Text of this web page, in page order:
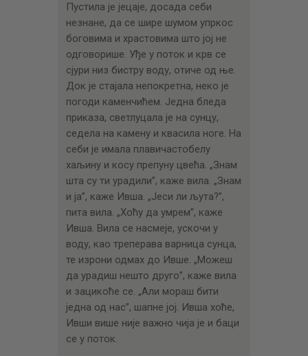
Пустила је јецаје, досада себи
незнане, да се шире шумом упркос
боговима и храстовима што јој не
одговорише. Уђе у поток и крв се
сјури низ бистру воду, отиче од ње.
Док је стајала непокретна, неко је
погоди каменчићем. Једна бледа
приказа, светлуцала је на сунцу,
седела на камену и квасила ноге. На
себи је имала плавичастобелу
хаљину и косу препуну цвећа. „Знам
шта су ти урадили”, каже вила. „Знам
и ја”, каже Ивша. „Јеси ли љута?”,
пита вила. „Хоћу да умрем”, каже
Ивша. Вила се насмеје, ускочи у
воду, као треперава варница сунца,
те изрони одмах до Ивше. „Можеш
да урадиш нешто друго”, каже вила
и зацикоће се. „Али мораш бити
једна од нас”, шапне јој. Ивша хоће,
Ивши више није важно чија је и баци
се у поток.